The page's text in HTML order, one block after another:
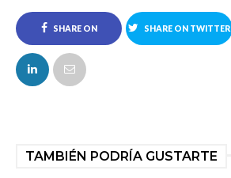
SHARE ON
FACEBOOK
SHARE ON TWITTER
TAMBIÉN PODRÍA GUSTARTE